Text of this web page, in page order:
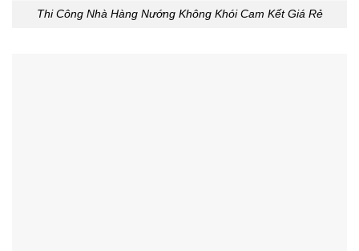
Thi Công Nhà Hàng Nướng Không Khói Cam Kết Giá Rẻ